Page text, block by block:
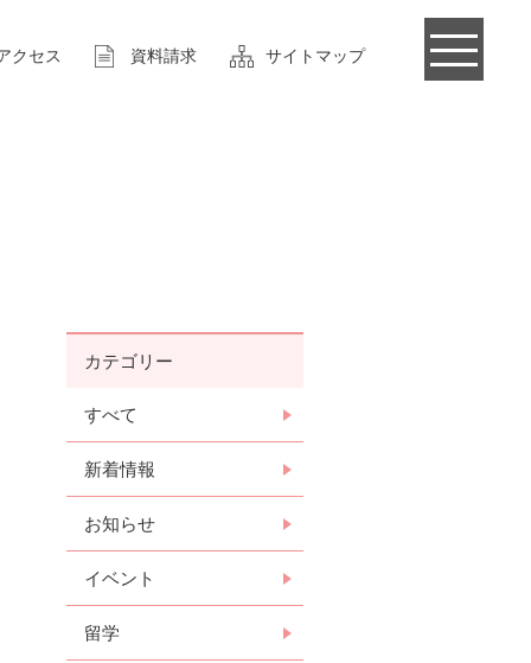
クセス 資料請求 サイトマップ
カテゴリー
すべて
新着情報
お知らせ
イベント
留学